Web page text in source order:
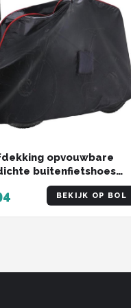
opvouwbare
buitenfietshoes
26" 27.5" 700C fiets -
stof fiets regenhoes -
BEKIJK OP BOL